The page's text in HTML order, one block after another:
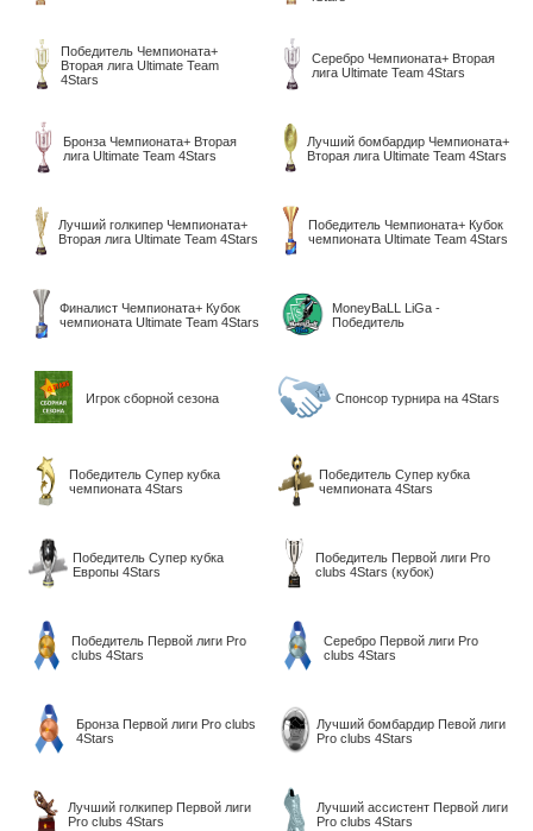
Победитель Чемпионата+
Вторая лига Ultimate Team
4Stars
Серебро Чемпионата+ Вторая
лига Ultimate Team 4Stars
Бронза Чемпионата+ Вторая
лига Ultimate Team 4Stars
Лучший бомбардир Чемпионата+
Вторая лига Ultimate Team 4Stars
Лучший голкипер Чемпионата+
Вторая лига Ultimate Team 4Stars
Победитель Чемпионата+ Кубок
чемпионата Ultimate Team 4Stars
Финалист Чемпионата+ Кубок
чемпионата Ultimate Team 4Stars
MoneyBaLL LiGa -
Победитель
Игрок сборной сезона Спонсор турнира на 4Stars
Победитель Супер кубка
чемпионата 4Stars
Победитель Супер кубка
чемпионата 4Stars
Победитель Супер кубка
Европы 4Stars
Победитель Первой лиги Pro
clubs 4Stars (кубок)
Победитель Первой лиги Pro
clubs 4Stars
Серебро Первой лиги Pro
clubs 4Stars
Бронза Первой лиги Pro clubs
4Stars
Лучший бомбардир Певой лиги
Pro clubs 4Stars
Лучший голкипер Первой лиги
Pro clubs 4Stars
Лучший ассистент Первой лиги
Pro clubs 4Stars